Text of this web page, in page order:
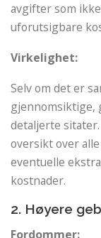
avgifter som
uforutsigbare
Virkelighet:
Selv om det er
gjennomsiktige,
detaljerte
oversikt over
eventuelle
kostnader.
2. Høyere
Fordommer: